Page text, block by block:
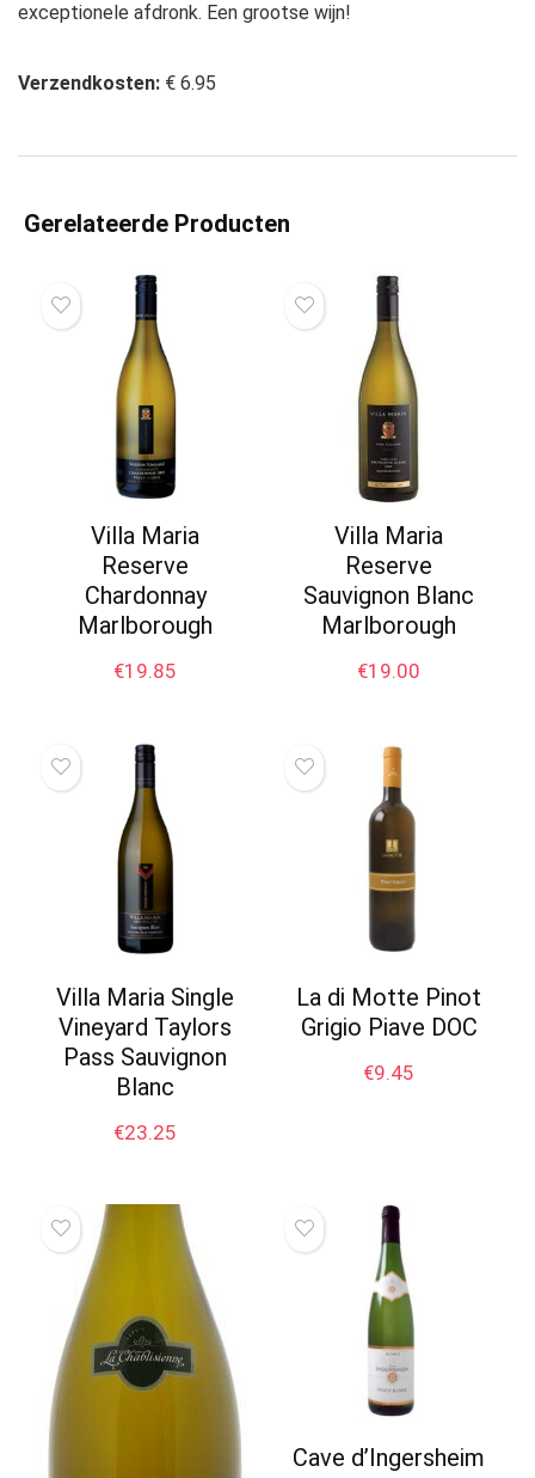
exceptionele afdronk. Een grootse wijn!
Verzendkosten: € 6.95
Gerelateerde Producten
Villa Maria
Reserve
Chardonnay
Marlborough
€19.85
Villa Maria
Reserve
Sauvignon Blanc
Marlborough
€19.00
Villa Maria Single
Vineyard Taylors
Pass Sauvignon
Blanc
€23.25
La di Motte Pinot
Grigio Piave DOC
€9.45
Cave d’Ingersheim